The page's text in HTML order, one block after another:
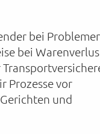
bei
bei
Prozesse vor
und